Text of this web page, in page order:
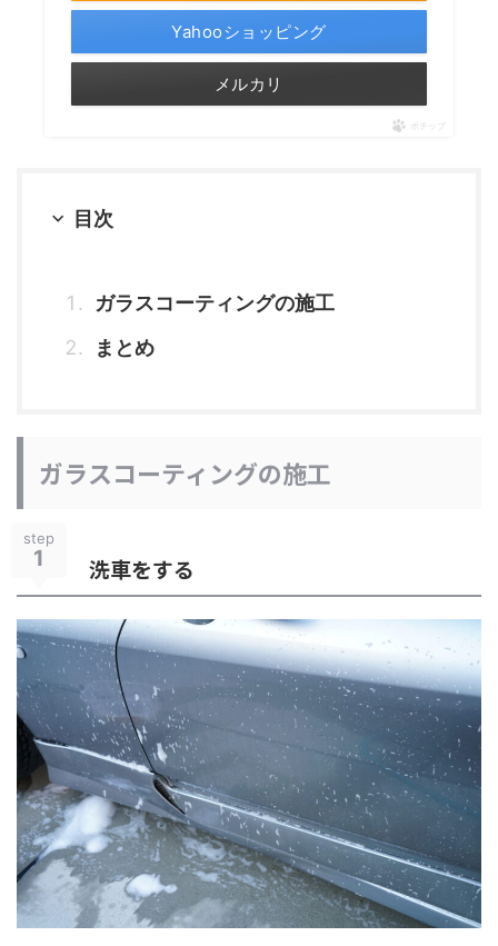
Yahooショッピング
メルカリ
ポチップ
目次
ガラスコーティングの施工
まとめ
ガラスコーティングの施工
step
1 洗車をする